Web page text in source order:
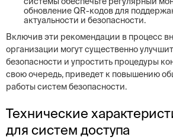
обновление QR-кодов для
актуальности и безопасности.
Включив эти рекомендации в процесс
организации могут существенно
безопасности и упростить процедуры
свою очередь, приведет к повышению
работы систем безопасности.
Технические
для систем доступа